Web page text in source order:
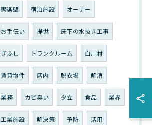
聚楽壁 宿泊施設 オーナー
お手伝い 提供 床下の水抜き工事
ぎふし トランクルーム 白川村
賃貸物件 店内 脱衣場 解消
業務 カビ臭い 夕立 食品 業界
工業施設 解決策 予防 活用